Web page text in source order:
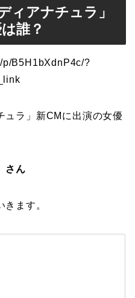
ィアナチュラ」
誰？
p/B5H1bXdnP4c/?
ュラ」新CMに出演の女優
さん
ます。